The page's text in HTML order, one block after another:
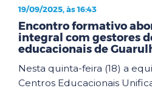
19/09/2025, às 16:43
Encontro formativo
integral com gestores
educacionais de
Nesta quinta-feira (18) a
Centros Educacionais